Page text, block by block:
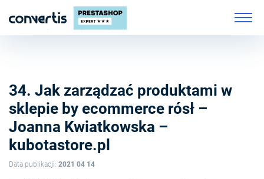
34. Jak zarządzać produktami w
sklepie by ecommerce rósł –
Joanna Kwiatkowska –
kubotastore.pl
Data publikacji: 2021 04 14